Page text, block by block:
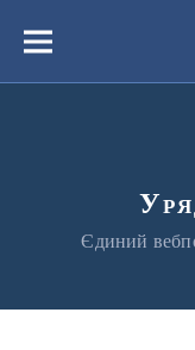
вмістуМеню
Єдиний